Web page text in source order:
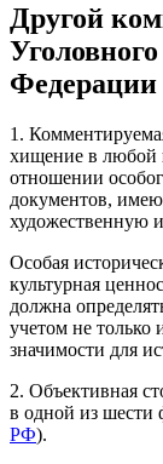
Другой
Федерации
1.
хищение в любой
отношении
документов,
художественную
Особая
культурная
должна
учетом не
значимости для
2. Объективная
в одной из шести
РФ).